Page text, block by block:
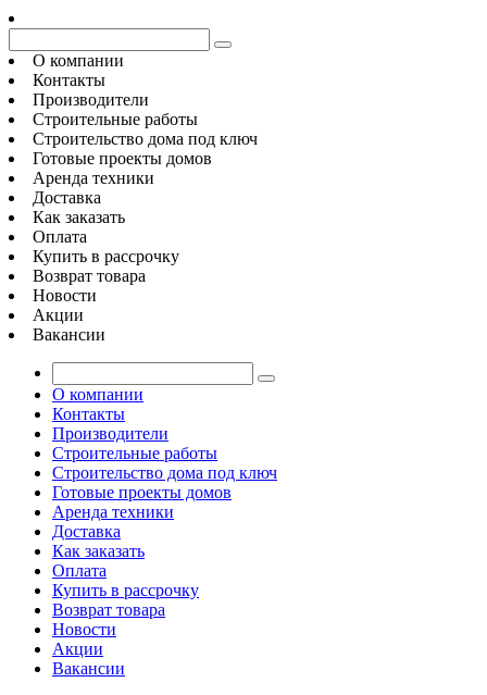
О компании
Контакты
Производители
Строительные работы
Строительство дома под ключ
Готовые проекты домов
Аренда техники
Доставка
Как заказать
Оплата
Купить в рассрочку
Возврат товара
Новости
Акции
Вакансии
О компании
Контакты
Производители
Строительные работы
Строительство дома под ключ
Готовые проекты домов
Аренда техники
Доставка
Как заказать
Оплата
Купить в рассрочку
Возврат товара
Новости
Акции
Вакансии